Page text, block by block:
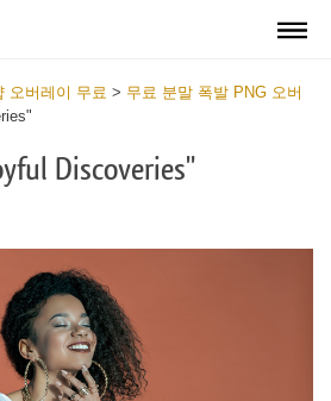
오버레이 무료 > 무료 분말 폭발 PNG 오버
Discoveries"